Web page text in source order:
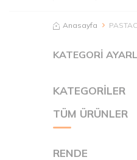
Anasayfa
KATEGORİ
KATEGORİLER
TÜM ÜRÜNLER
RENDE